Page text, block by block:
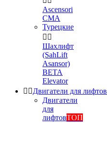
Ascensori
CMA
Турецкие
 
Шахлифт
(SahLift
Asansor)
BETA
Elevator
 Двигатели для лифтов
Двигатели
для
лифтовТОП